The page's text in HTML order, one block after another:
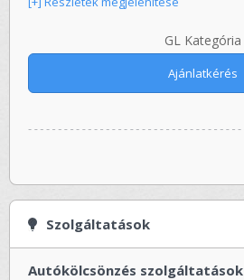
GL Kategória
Ajánlatkérés
Szolgáltatások
Autókölcsönzés szolgáltatások